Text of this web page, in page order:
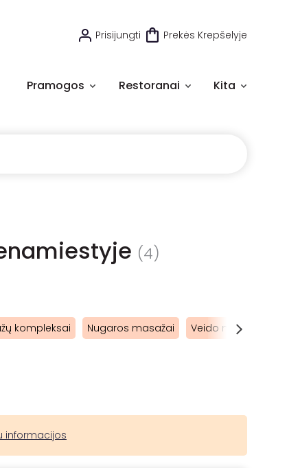
Prisijungti Prekės Krepšelyje
Pramogos Restoranai Kita
(4)
kompleksai Nugaros masažai Veido masažai
informacijos